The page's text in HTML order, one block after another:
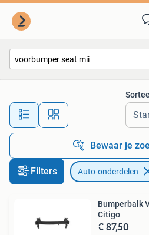
Alle afstanden…
Bewaar je
Filters Auto-onderdelen
Bumperbalk
Citigo
€ 87,50